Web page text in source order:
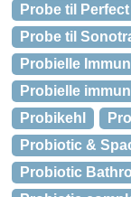
Probe til
Probe til
Probielle
Probielle
Probikehl
Probiotic &
Probiotic